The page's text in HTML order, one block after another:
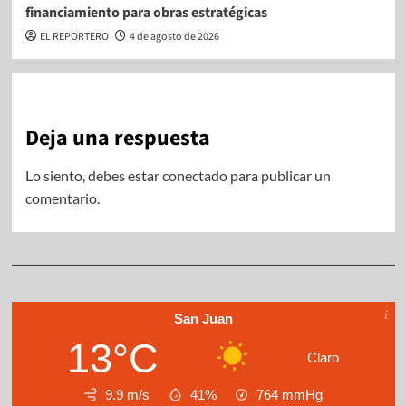
financiamiento para obras estratégicas
EL REPORTERO 4 de agosto de 2026
Deja una respuesta
Lo siento, debes estarconectadopara publicar un
comentario.
San Juan
13°C Claro
9.9 m/s 41% 764 mmHg